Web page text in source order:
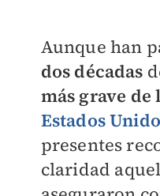
Aunque han
dos décadas
más grave
Estados
presentes
claridad